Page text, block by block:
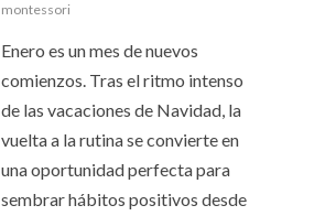
montessori
Enero es un mes de nuevos
comienzos. Tras el ritmo intenso
de las vacaciones de Navidad, la
vuelta a la rutina se convierte en
una oportunidad perfecta para
sembrar hábitos positivos desde